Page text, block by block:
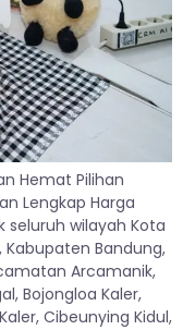
Hemat Pilihan
Lengkap Harga
seluruh wilayah Kota
Kabupaten Bandung,
Arcamanik,
Bojongloa Kaler,
Cibeunying Kidul,